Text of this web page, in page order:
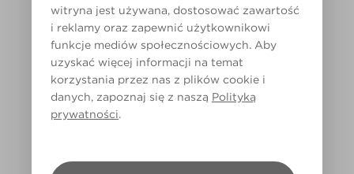
witryna jest używana, dostosować zawartość
i reklamy oraz zapewnić użytkownikowi
funkcje mediów społecznościowych. Aby
uzyskać więcej informacji na temat
korzystania przez nas z plików cookie i
danych, zapoznaj się z naszą Polityką
prywatności.
Światło dzienne